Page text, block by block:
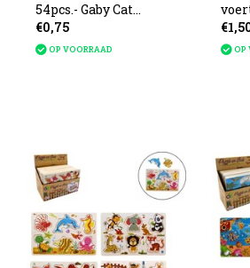
54pcs.- Gaby Cat
9x6,5x4cm
€0,75
OP VOORRAAD OP